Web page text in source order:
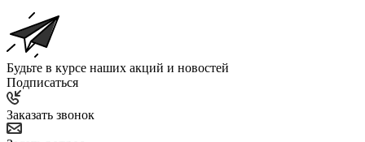
Будьте в курсе наших акций и новостей
Подписаться
Заказать звонок